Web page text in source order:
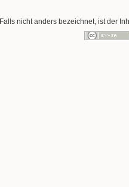
Falls nicht anders bezeichnet, ist der